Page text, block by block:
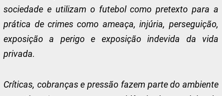
sociedade e utilizam o futebol como pretexto para a
prática de crimes como ameaça, injúria, perseguição,
exposição a perigo e exposição indevida da vida
privada.
Críticas, cobranças e pressão fazem parte do ambiente